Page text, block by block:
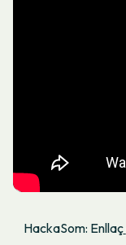
HackaSom: Enllaç